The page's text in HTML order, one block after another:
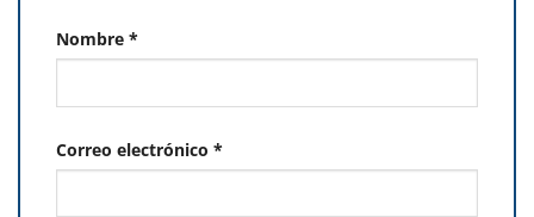
Nombre *
Correo electrónico *